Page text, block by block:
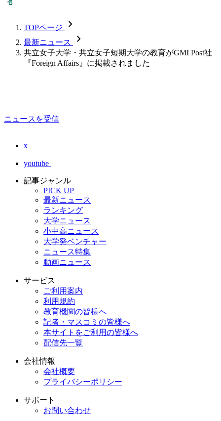
TOPページ chevron_forward
最新ニュース chevron_forward
共立女子大学・共立女子短期大学の教育がGMI Post社
『Foreign Affairs』に掲載されました
ニュースを受信
x
youtube
記事ジャンル
PICK UP
最新ニュース
ランキング
大学ニュース
小中高ニュース
大学発ベンチャー
ニュース特集
動画ニュース
サービス
ご利用案内
利用規約
教育機関の皆様へ
記者・マスコミの皆様へ
本サイトをご利用の皆様へ
配信先一覧
会社情報
会社概要
プライバシーポリシー
サポート
お問い合わせ